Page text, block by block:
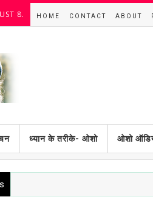
8. HOME CONTACT ABOUT
ध्यान के तरीके- ओशो ओशो